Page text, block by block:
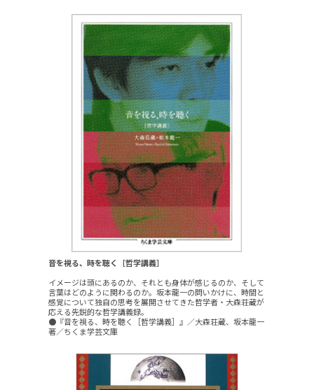
音を視る、時を聴く［哲学講義］
イメージは頭にあるのか、それとも身体が感じるのか、そして
言葉はどのように関わるのか。坂本龍一の問いかけに、時間と
感覚について独自の思考を展開させてきた哲学者・大森荘蔵が
応える先鋭的な哲学講義録。
●『音を視る、時を聴く［哲学講義］』／大森荘蔵、坂本龍一
著／ちくま学芸文庫